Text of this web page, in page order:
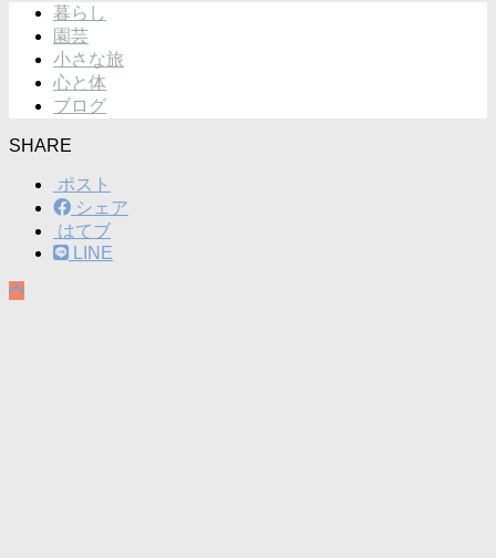
暮らし
園芸
小さな旅
心と体
ブログ
SHARE
ポスト
シェア
はてブ
LINE